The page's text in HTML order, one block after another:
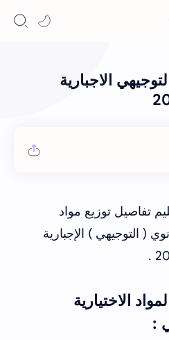
الاجبارية
تفاصيل توزيع مواد
( التوجيهي ) الإجبارية
الاختيارية
: